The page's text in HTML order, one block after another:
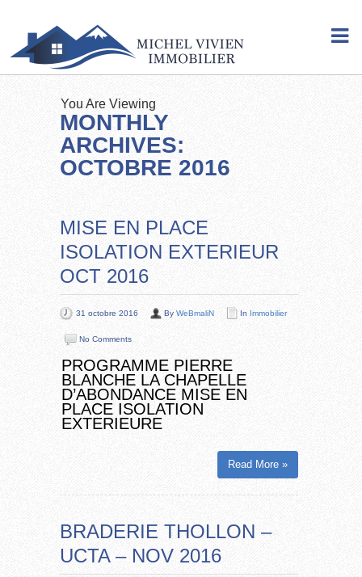
You Are Viewing
MONTHLY
ARCHIVES:
OCTOBRE 2016
MISE EN PLACE
ISOLATION EXTERIEUR
OCT 2016
31 octobre 2016 By WeBmaliN In Immobilier
No Comments
PROGRAMME PIERRE
BLANCHE LA CHAPELLE
D’ABONDANCE MISE EN
PLACE ISOLATION
EXTERIEURE
Read More »
BRADERIE THOLLON –
UCTA – NOV 2016